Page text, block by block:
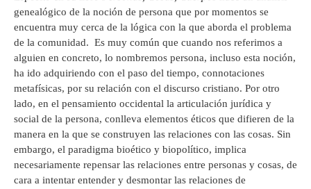
genealógico de la noción de persona que por momentos se
encuentra muy cerca de la lógica con la que aborda el problema
de la comunidad. Es muy común que cuando nos referimos a
alguien en concreto, lo nombremos persona, incluso esta noción,
ha ido adquiriendo con el paso del tiempo, connotaciones
metafísicas, por su relación con el discurso cristiano. Por otro
lado, en el pensamiento occidental la articulación jurídica y
social de la persona, conlleva elementos éticos que difieren de la
manera en la que se construyen las relaciones con las cosas. Sin
embargo, el paradigma bioético y biopolítico, implica
necesariamente repensar las relaciones entre personas y cosas, de
cara a intentar entender y desmontar las relaciones de